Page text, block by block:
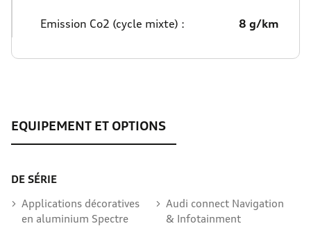
Emission Co2 (cycle mixte) : 8 g/km
DE SÉRIE
Applications décoratives
en aluminium Spectre
Audi connect Navigation
& Infotainment